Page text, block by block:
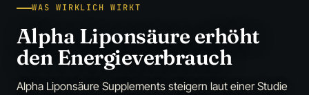
WAS WIRKLICH WIRKT
Alpha Liponsäure erhöht
den Energieverbrauch
Alpha Liponsäure Supplements steigern laut einer Studie